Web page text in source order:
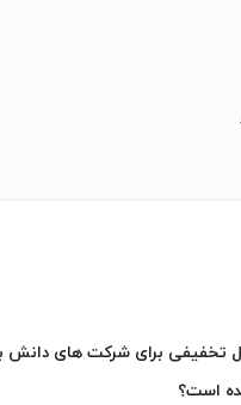
تخفیفی برای شرکت های دانش
است؟